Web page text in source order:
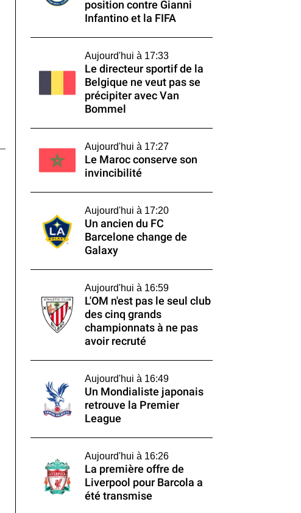
position contre Gianni
Infantino et la FIFA
Aujourd'hui à 17:33
Le directeur sportif de la
Belgique ne veut pas se
précipiter avec Van
Bommel
Aujourd'hui à 17:27
Le Maroc conserve son
invincibilité
Aujourd'hui à 17:20
Un ancien du FC
Barcelone change de
Galaxy
Aujourd'hui à 16:59
L'OM n'est pas le seul club
des cinq grands
championnats à ne pas
avoir recruté
Aujourd'hui à 16:49
Un Mondialiste japonais
retrouve la Premier
League
Aujourd'hui à 16:26
La première offre de
Liverpool pour Barcola a
été transmise